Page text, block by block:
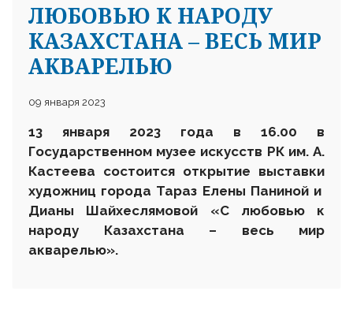
ЛЮБОВЬЮ К НАРОДУ
КАЗАХСТАНА – ВЕСЬ МИР
АКВАРЕЛЬЮ
09 января 2023
13 января 2023 года в 16.00 в
Государственном музее искусств РК им. А.
Кастеева состоится открытие выставки
художниц города Тараз Елены Паниной и
Дианы Шайхеслямовой «С любовью к
народу Казахстана – весь мир
акварелью».